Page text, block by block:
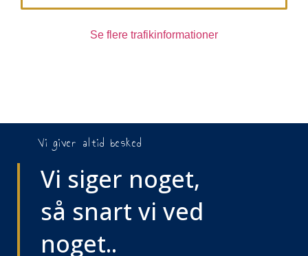
Se flere trafikinformationer
Vi giver altid besked
Vi siger noget,
så snart vi ved
noget..